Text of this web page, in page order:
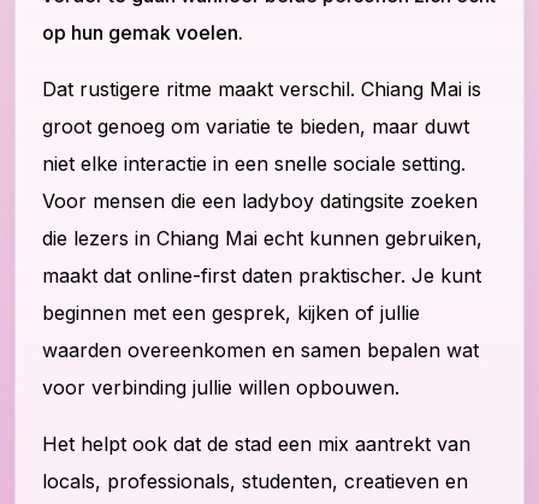
op hun gemak voelen.
Dat rustigere ritme maakt verschil. Chiang Mai is
groot genoeg om variatie te bieden, maar duwt
niet elke interactie in een snelle sociale setting.
Voor mensen die een ladyboy datingsite zoeken
die lezers in Chiang Mai echt kunnen gebruiken,
maakt dat online-first daten praktischer. Je kunt
beginnen met een gesprek, kijken of jullie
waarden overeenkomen en samen bepalen wat
voor verbinding jullie willen opbouwen.
Het helpt ook dat de stad een mix aantrekt van
locals, professionals, studenten, creatieven en